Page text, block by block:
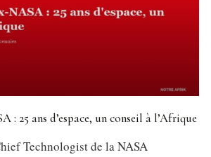
: 25 ans d’espace, un conseil à l’Afrique
Technologist de la NASA